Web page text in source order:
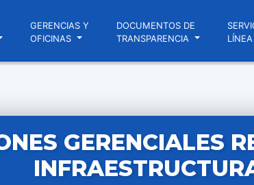
GERENCIAS Y
OFICINAS
DOCUMENTOS DE
TRANSPARENCIA
LÍNEA
GERENCIALES